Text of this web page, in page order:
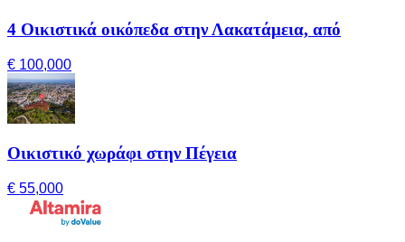
4 Οικιστικά οικόπεδα στην Λακατάμεια, από
€ 100,000
Οικιστικό χωράφι στην Πέγεια
€ 55,000